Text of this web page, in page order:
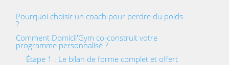
Pourquoi choisir un coach pour perdre du poids
?
Comment Domicil'Gym co-construit votre
programme personnalisé ?
Étape 1 : Le bilan de forme complet et offert